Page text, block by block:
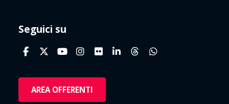
Seguici su
AREA OFFERENTI